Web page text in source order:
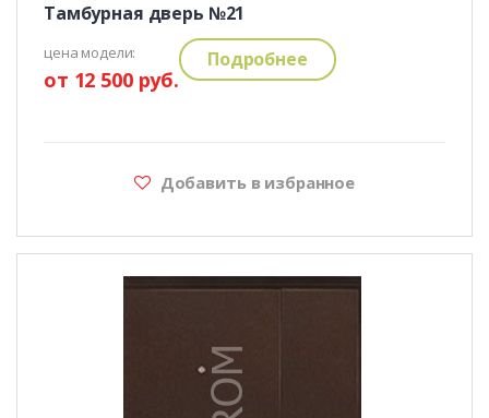
Тамбурная дверь №21
цена модели:
от 12 500 руб.
Подробнее
Добавить в избранное